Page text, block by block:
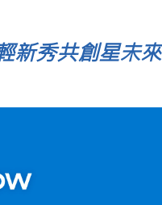
新秀共創星未來